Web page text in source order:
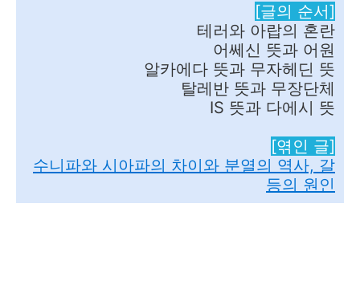
[글의 순서]
테러와 아랍의 혼란
어쎄신 뜻과 어원
알카에다 뜻과 무자헤딘 뜻
탈레반 뜻과 무장단체
IS 뜻과 다에시 뜻
[엮인 글]
수니파와 시아파의 차이와 분열의 역사, 갈
등의 원인